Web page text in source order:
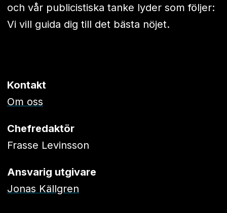
och vår publicistiska tanke lyder som följer:
Vi vill guida dig till det bästa nöjet.
Kontakt
Om oss
Chefredaktör
Frasse Levinsson
Ansvarig utgivare
Jonas Källgren